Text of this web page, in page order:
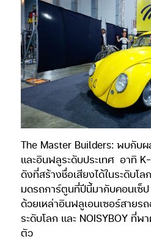
The Master Builders: พบกับ
และอินฟลูระดับประเทศ อาทิ
ดังที่สร้างชื่อเสียงได้ในระดับโ
มดรถการ์ตูนที่ปีนี้มากับคอนเซ็
ด้วยเหล่าอินฟลูเอนเซอร์สายร
ระดับโลก และ NOISYBOY ที่พ
ตัว